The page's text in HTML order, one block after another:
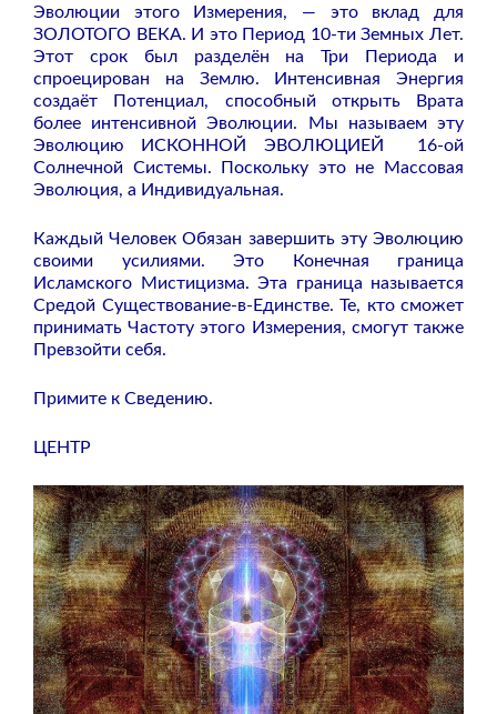
Эволюции этого Измерения, — это вклад для
ЗОЛОТОГО ВЕКА. И это Период 10-ти Земных Лет.
Этот срок был разделён на Три Периода и
спроецирован на Землю. Интенсивная Энергия
создаёт Потенциал, способный открыть Врата
более интенсивной Эволюции. Мы называем эту
Эволюцию ИСКОННОЙ ЭВОЛЮЦИЕЙ 16-ой
Солнечной Системы. Поскольку это не Массовая
Эволюция, а Индивидуальная.
Каждый Человек Обязан завершить эту Эволюцию
своими усилиями. Это Конечная граница
Исламского Мистицизма. Эта граница называется
Средой Существование-в-Единстве. Те, кто сможет
принимать Частоту этого Измерения, смогут также
Превзойти себя.
Примите к Сведению.
ЦЕНТР